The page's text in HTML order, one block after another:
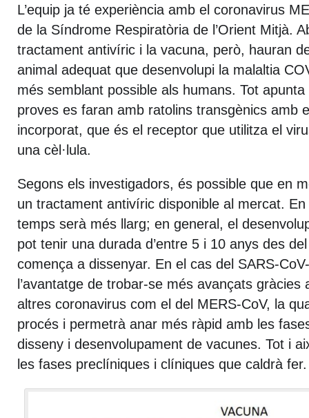
L’equip ja té experiència amb el coronavirus
de la Síndrome Respiratòria de l’Orient Mitjà.
tractament antivíric i la vacuna, però, hauran
animal adequat que desenvolupi la malaltia
més semblant possible als humans. Tot
proves es faran amb ratolins transgènics amb
incorporat, que és el receptor que utilitza el
una cèl·lula.
Segons els investigadors, és possible que en
un tractament antivíric disponible al mercat.
temps serà més llarg; en general, el
pot tenir una durada d’entre 5 i 10 anys des
comença a dissenyar. En el cas del SARS-
l’avantatge de trobar-se més avançats gràcies
altres coronavirus com el del MERS-CoV, la
procés i permetrà anar més ràpid amb les
disseny i desenvolupament de vacunes. Tot i
les fases preclíniques i clíniques que caldrà fer.